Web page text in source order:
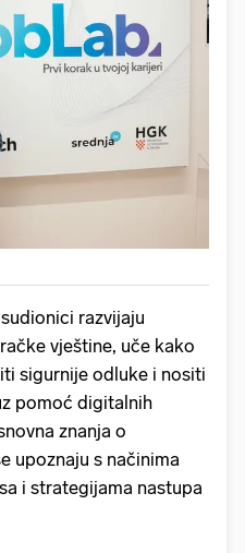
razvijaju
vještine, uče kako
sigurnije odluke i nositi
pomoć digitalnih
znanja o
upoznaju s načinima
i strategijama nastupa